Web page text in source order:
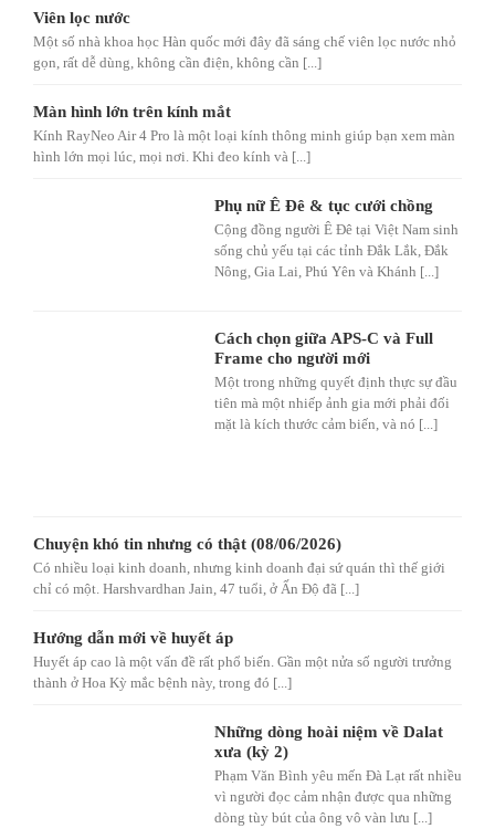
Viên lọc nước
Một số nhà khoa học Hàn quốc mới đây đã sáng chế viên lọc nước nhỏ
gọn, rất dễ dùng, không cần điện, không cần [...]
Màn hình lớn trên kính mắt
Kính RayNeo Air 4 Pro là một loại kính thông minh giúp bạn xem màn
hình lớn mọi lúc, mọi nơi. Khi đeo kính và [...]
Phụ nữ Ê Đê & tục cưới chồng
Cộng đồng người Ê Đê tại Việt Nam sinh
sống chủ yếu tại các tỉnh Đắk Lắk, Đắk
Nông, Gia Lai, Phú Yên và Khánh [...]
Cách chọn giữa APS-C và Full
Frame cho người mới
Một trong những quyết định thực sự đầu
tiên mà một nhiếp ảnh gia mới phải đối
mặt là kích thước cảm biến, và nó [...]
Chuyện khó tin nhưng có thật (08/06/2026)
Có nhiều loại kinh doanh, nhưng kinh doanh đại sứ quán thì thế giới
chỉ có một. Harshvardhan Jain, 47 tuổi, ở Ấn Độ đã [...]
Hướng dẫn mới về huyết áp
Huyết áp cao là một vấn đề rất phổ biến. Gần một nửa số người trưởng
thành ở Hoa Kỳ mắc bệnh này, trong đó [...]
Những dòng hoài niệm về Dalat
xưa (kỳ 2)
Phạm Văn Bình yêu mến Đà Lạt rất nhiều
vì người đọc cảm nhận được qua những
dòng tùy bút của ông vô vàn lưu [...]